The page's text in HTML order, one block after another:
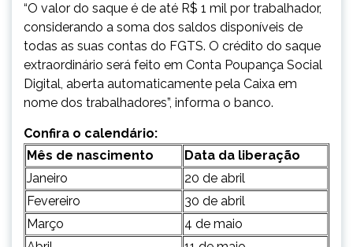
“O valor do saque é de até R$ 1 mil por trabalhador,
considerando a soma dos saldos disponíveis de
todas as suas contas do FGTS. O crédito do saque
extraordinário será feito em Conta Poupança Social
Digital, aberta automaticamente pela Caixa em
nome dos trabalhadores”, informa o banco.
Confira o calendário:
Mês de nascimento
Data da liberação
Janeiro
20 de abril
Fevereiro
30 de abril
Março
4 de maio